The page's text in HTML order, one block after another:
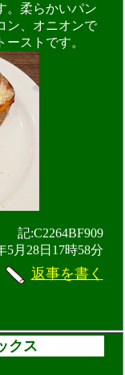
。柔らかいパン
ン、オニオンで
ストです。
記:C2264BF909
5月28日17時58分
返事を書く
クス